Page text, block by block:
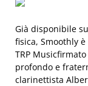
Già disponibile
fisica, Smoothly è
TRP Musicfirmato
profondo e
clarinettista